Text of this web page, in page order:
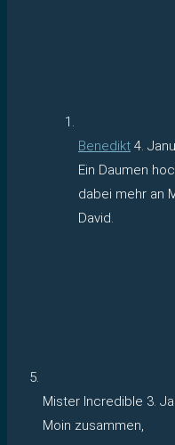
Benedikt 4.
Ein Daumen
dabei mehr an
David.
Mister Incredible 3.
Moin zusammen,